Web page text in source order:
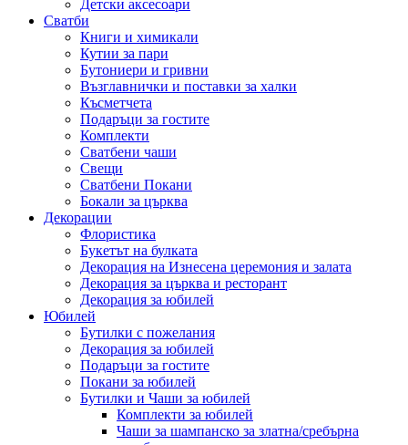
Детски аксесоари
Сватби
Книги и химикали
Кутии за пари
Бутониери и гривни
Възглавнички и поставки за халки
Късметчета
Подаръци за гостите
Комплекти
Сватбени чаши
Свещи
Сватбени Покани
Бокали за църква
Декорации
Флористика
Букетът на булката
Декорация на Изнесена церемония и залата
Декорация за църква и ресторант
Декорация за юбилей
Юбилей
Бутилки с пожелания
Декорация за юбилей
Подаръци за гостите
Покани за юбилей
Бутилки и Чаши за юбилей
Комплекти за юбилей
Чаши за шампанско за златна/сребърна